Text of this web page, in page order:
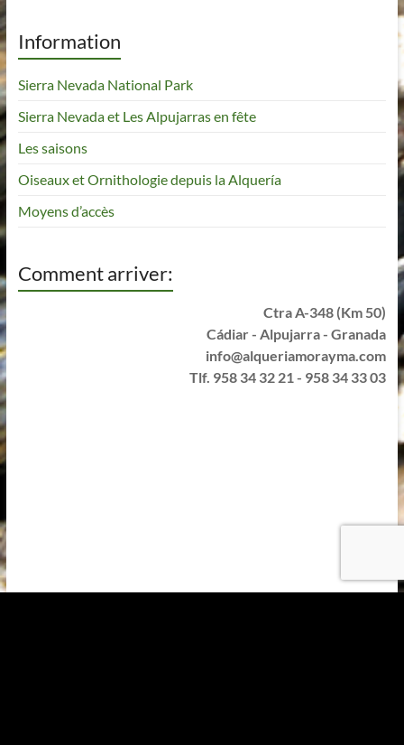
Information
Sierra Nevada National Park
Sierra Nevada et Les Alpujarras en fête
Les saisons
Oiseaux et Ornithologie depuis la Alquería
Moyens d’accès
Comment arriver:
Ctra A-348 (Km 50)
Cádiar - Alpujarra - Granada
info@alqueriamorayma.com
Tlf. 958 34 32 21 - 958 34 33 03